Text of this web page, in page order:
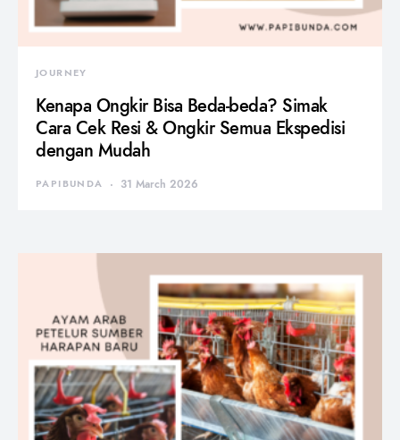
JOURNEY
Kenapa Ongkir Bisa Beda-beda? Simak
Cara Cek Resi & Ongkir Semua Ekspedisi
dengan Mudah
PAPIBUNDA 31 March 2026